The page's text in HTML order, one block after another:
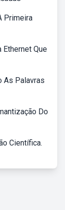
Primeira
Ethernet Que
As Palavras
Do
Científica.